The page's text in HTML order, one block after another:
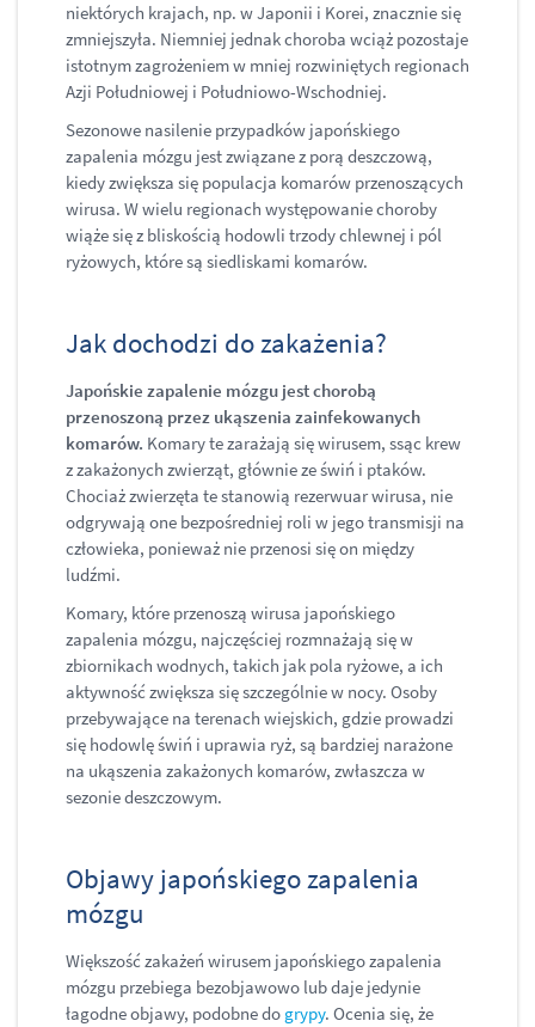
niektórych krajach, np. w Japonii i Korei, znacznie się
zmniejszyła. Niemniej jednak choroba wciąż pozostaje
istotnym zagrożeniem w mniej rozwiniętych regionach
Azji Południowej i Południowo-Wschodniej.
Sezonowe nasilenie przypadków japońskiego
zapalenia mózgu jest związane z porą deszczową,
kiedy zwiększa się populacja komarów przenoszących
wirusa. W wielu regionach występowanie choroby
wiąże się z bliskością hodowli trzody chlewnej i pól
ryżowych, które są siedliskami komarów.
Jak dochodzi do zakażenia?
Japońskie zapalenie mózgu jest chorobą
przenoszoną przez ukąszenia zainfekowanych
komarów. Komary te zarażają się wirusem, ssąc krew
z zakażonych zwierząt, głównie ze świń i ptaków.
Chociaż zwierzęta te stanowią rezerwuar wirusa, nie
odgrywają one bezpośredniej roli w jego transmisji na
człowieka, ponieważ nie przenosi się on między
ludźmi.
Komary, które przenoszą wirusa japońskiego
zapalenia mózgu, najczęściej rozmnażają się w
zbiornikach wodnych, takich jak pola ryżowe, a ich
aktywność zwiększa się szczególnie w nocy. Osoby
przebywające na terenach wiejskich, gdzie prowadzi
się hodowlę świń i uprawia ryż, są bardziej narażone
na ukąszenia zakażonych komarów, zwłaszcza w
sezonie deszczowym.
Objawy japońskiego zapalenia
mózgu
Większość zakażeń wirusem japońskiego zapalenia
mózgu przebiega bezobjawowo lub daje jedynie
łagodne objawy, podobne do grypy. Ocenia się, że